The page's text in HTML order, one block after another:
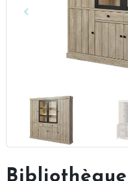
Précédent
keyboard_arrow_left